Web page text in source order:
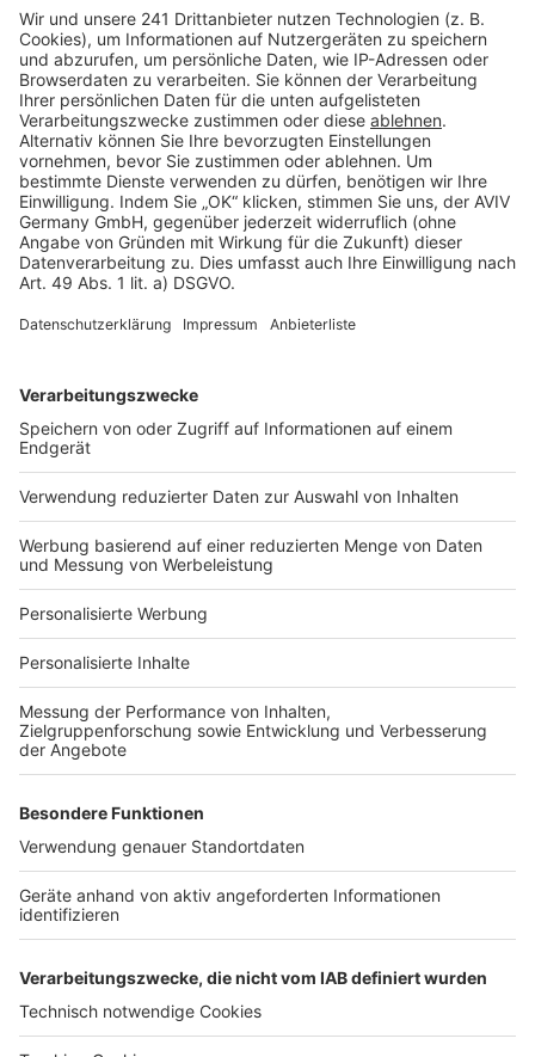
Barrierefreiheit
Cookie Einstellungen
Rechtliches
AGB-Übersicht
Datenschutz
Impressum
Services
Bauprojekt-Quiz
Häuser-Suche
Hausanbieter-Suche
Bauprojekt-Profil
Für Unternehmen
Ihre Baufirma auf bauen.de
Kostenloses Infogespräch